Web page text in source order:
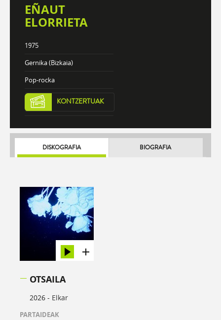
EÑAUT
ELORRIETA
1975
Gernika (Bizkaia)
Pop-rocka
KONTZERTUAK
DISKOGRAFIA BIOGRAFIA
OTSAILA
2026 - Elkar
PARTAIDEAK